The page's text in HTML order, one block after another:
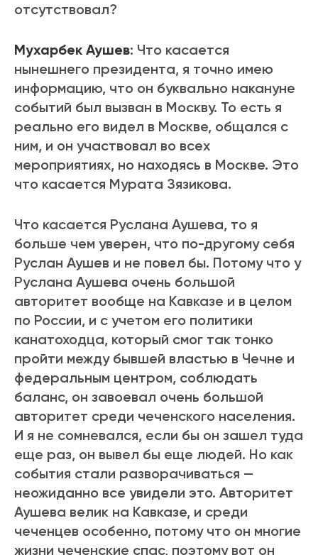
отсутствовал?
Мухарбек Аушев: Что касается
нынешнего президента, я точно имею
информацию, что он буквально накануне
событий был вызван в Москву. То есть я
реально его видел в Москве, общался с
ним, и он участвовал во всех
мероприятиях, но находясь в Москве. Это
что касается Мурата Зязикова.
Что касается Руслана Аушева, то я
больше чем уверен, что по-другому себя
Руслан Аушев и не повел бы. Потому что у
Руслана Аушева очень большой
авторитет вообще на Кавказе и в целом
по России, и с учетом его политики
канатоходца, который смог так тонко
пройти между бывшей властью в Чечне и
федеральным центром, соблюдать
баланс, он завоевал очень большой
авторитет среди чеченского населения.
И я не сомневался, если бы он зашел туда
еще раз, он вывел бы еще людей. Но как
события стали разворачиваться —
неожиданно все увидели это. Авторитет
Аушева велик на Кавказе, и среди
чеченцев особенно, потому что он многие
жизни чеченские спас, поэтому вот он